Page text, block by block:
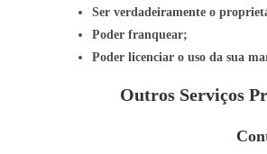
Ser verdadeiramente o
Poder franquear;
Poder licenciar o uso da sua
Outros Serviços